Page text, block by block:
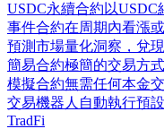
USDC永續合約 以USDC
事件合約在周期內看漲
預測市場量化洞察，兌
簡易合約極簡的交易方
模擬合約無需任何本金
交易機器人 自動執行預
TradFi